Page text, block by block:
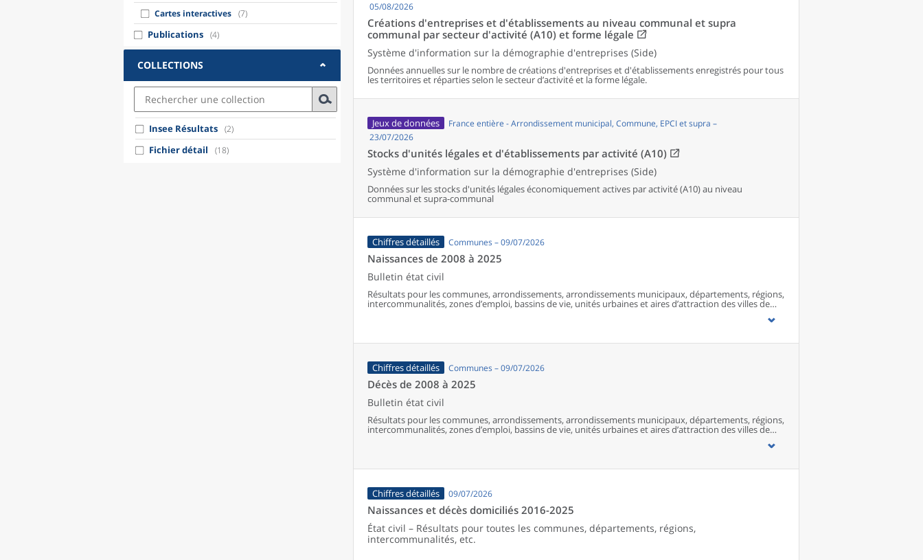
Cartes interactives (7)
Publications (4)
COLLECTIONS
Insee Résultats (2)
Fichier détail (18)
05/08/2026
Créations d'entreprises et d'établissements au niveau communal et supra
communal par secteur d'activité (A10) et forme légale
Système d'information sur la démographie d'entreprises (Side)
Données annuelles sur le nombre de créations d'entreprises et d'établissements enregistrés pour tous
les territoires et réparties selon le secteur d’activité et la forme légale.
Jeux de données
France entière - Arrondissement municipal, Commune, EPCI et supra –
23/07/2026
Stocks d'unités légales et d'établissements par activité (A10)
Système d'information sur la démographie d'entreprises (Side)
Données sur les stocks d'unités légales économiquement actives par activité (A10) au niveau
communal et supra-communal
Chiffres détaillés Communes – 09/07/2026
Naissances de 2008 à 2025
Bulletin état civil
Résultats pour les communes, arrondissements, arrondissements municipaux, départements, régions,
intercommunalités, zones d’emploi, bassins de vie, unités urbaines et aires d’attraction des villes de
France (y compris Mayotte à partir de 2014).
Chiffres détaillés Communes – 09/07/2026
Décès de 2008 à 2025
Bulletin état civil
Résultats pour les communes, arrondissements, arrondissements municipaux, départements, régions,
intercommunalités, zones d’emploi, bassins de vie, unités urbaines et aires d’attraction des villes de
Chiffres détaillés 09/07/2026
Naissances et décès domiciliés 2016-2025
État civil – Résultats pour toutes les communes, départements, régions,
intercommunalités, etc.